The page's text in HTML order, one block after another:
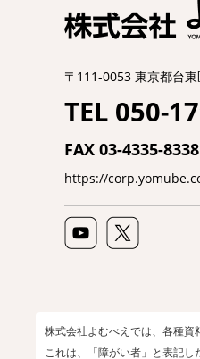
〒111-0053 東京都台
TEL 050-
FAX 03-4335-8338
https://
株式会社よむべえでは、各種資
これは、「障がい者」と表記し